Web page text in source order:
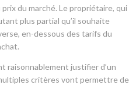
du marché. Le propriétaire, qui
plus partial qu’il souhaite
en-dessous des tarifs du
raisonnablement justifier d’un
critères vont permettre de